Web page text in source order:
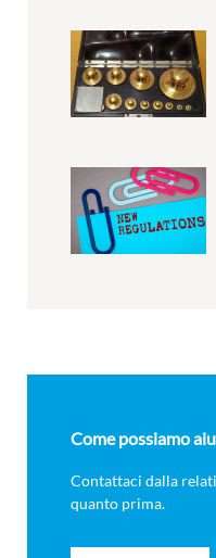
Come possiamo
Contattaci dalla
quanto prima.